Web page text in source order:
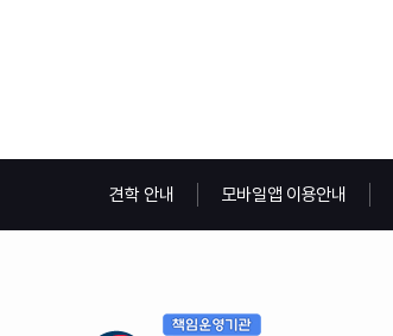
견학 안내 모바일앱 이용안내